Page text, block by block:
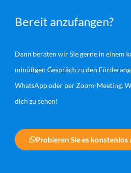
Bereit anzufangen?
Dann beraten wir Sie gerne in einem
minütigen Gespräch zu den
WhatsApp oder per Zoom-Meeting.
dich zu sehen!
Probieren Sie es konstenlos